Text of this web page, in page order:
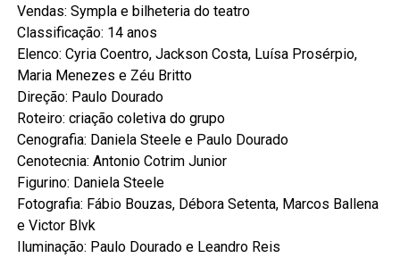
Vendas: Sympla e bilheteria do teatro
Classificação: 14 anos
Elenco: Cyria Coentro, Jackson Costa, Luísa Prosérpio,
Maria Menezes e Zéu Britto
Direção: Paulo Dourado
Roteiro: criação coletiva do grupo
Cenografia: Daniela Steele e Paulo Dourado
Cenotecnia: Antonio Cotrim Junior
Figurino: Daniela Steele
Fotografia: Fábio Bouzas, Débora Setenta, Marcos Ballena
e Victor Blvk
Iluminação: Paulo Dourado e Leandro Reis